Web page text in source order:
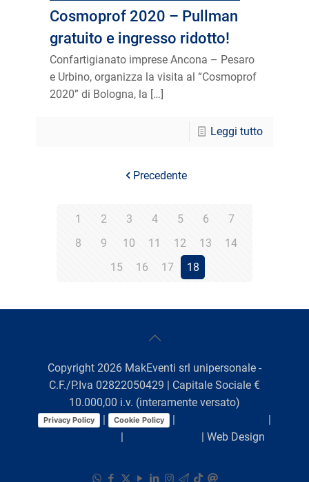
Cosmoprof 2020 – Pullman
gratuito e ingresso ridotto!
Confartigianato imprese Ancona – Pesaro
e Urbino, organizza la visita al “Cosmoprof
2020” di Bologna, la […]
Leggi tutto
Precedente
1 2 3 4 5 6
7
8
9 10 11 12 13
14
15
16 17 18
Copyright 2026 MakEventi srl unipersonale -
C.F./P.Iva 02822050429 | Capitale Sociale €
10.000,00 i.v. (interamente versato)
Privacy Policy | Cookie Policy |
|
|
| Web Design